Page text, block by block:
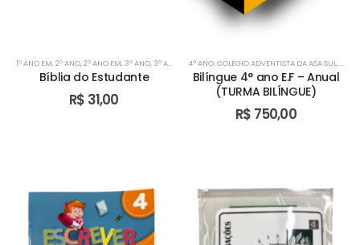
1º ANO EM,2º ANO,2º ANO EM,3º ANO,3º ANO EM ,4º ANO,5º ANO,6º ANO,7º ANO,8º ANO,9º
Bíblia do Estudante
R$ 31,00
4º ANO,COLÉGIO ADVENTISTA DA ASA SUL,
Bilíngue 4° ano E.F – Anual
(TURMA BILÍNGUE)
R$ 750,00